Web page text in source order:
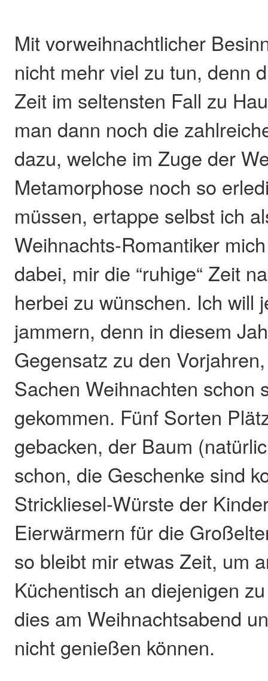
Mit vorweihnachtlicher
nicht mehr viel zu tun, denn
Zeit im seltensten Fall zu
man dann noch die
dazu, welche im Zuge der
Metamorphose noch so
müssen, ertappe selbst ich
Weihnachts-Romantiker
dabei, mir die “ruhige“ Zeit
herbei zu wünschen. Ich will
jammern, denn in diesem
Gegensatz zu den
Sachen Weihnachten schon
gekommen. Fünf Sorten
gebacken, der Baum
schon, die Geschenke sind
Strickliesel-Würste der
Eierwärmern für die
so bleibt mir etwas Zeit, um
Küchentisch an diejenigen
dies am Weihnachtsabend
nicht genießen können.